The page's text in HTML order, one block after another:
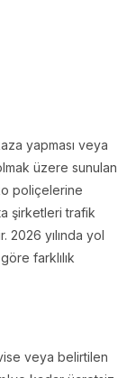
yapması veya
üzere sunulan
poliçelerine
şirketleri trafik
2026 yılında yol
farklılık
veya belirtilen